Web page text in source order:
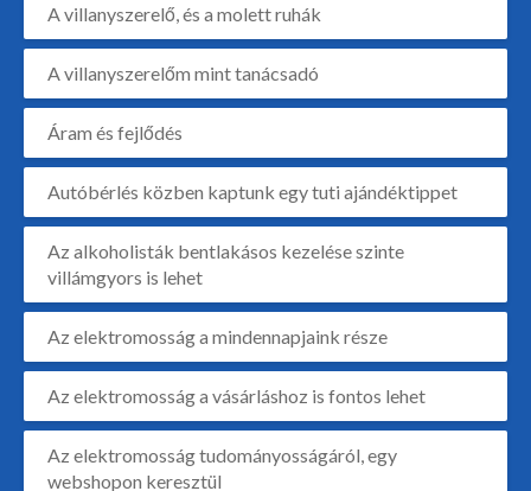
A villanyszerelő, és a molett ruhák
A villanyszerelőm mint tanácsadó
Áram és fejlődés
Autóbérlés közben kaptunk egy tuti ajándéktippet
Az alkoholisták bentlakásos kezelése szinte
villámgyors is lehet
Az elektromosság a mindennapjaink része
Az elektromosság a vásárláshoz is fontos lehet
Az elektromosság tudományosságáról, egy
webshopon keresztül